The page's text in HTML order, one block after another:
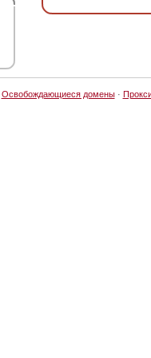
Освобождающиеся домены·